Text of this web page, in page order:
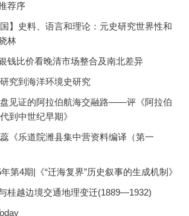
荐序
国】史料、语言和理论：元史研究世界性和
林
钱比价看晚清市场整合及南北差异
究到海洋环境史研究
见证的阿拉伯航海交融路——评《阿拉伯
到中世纪早期》
《乐道院潍县集中营资料编译（第一
第4期|《“迁海复界”历史叙事的生成机制》
桂越边境交通地理变迁(1889—1932)